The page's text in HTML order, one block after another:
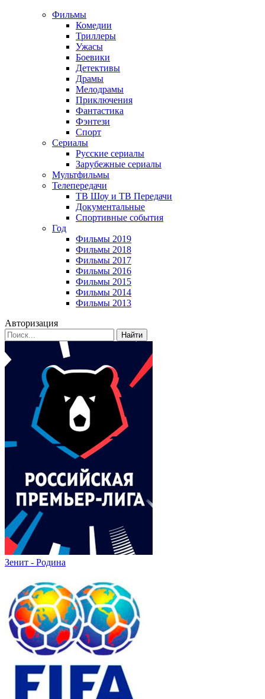
Фильмы
Комедии
Триллеры
Ужасы
Боевики
Детективы
Драмы
Мелодрамы
Приключения
Фантастика
Фэнтези
Спорт
Сериалы
Русские сериалы
Зарубежные сериалы
Мультфильмы
Телепередачи
ТВ Шоу и ТВ Передачи
Документальные
Спортивные события
Год
Фильмы 2019
Фильмы 2018
Фильмы 2017
Фильмы 2016
Фильмы 2015
Фильмы 2014
Фильмы 2013
Авторизация
Найти
Зенит - Родина